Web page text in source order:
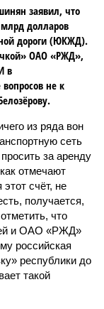
заявил, что
долларов
дороги (ЮКЖД).
ОАО «РЖД»,
в
не к
из ряда вон
сеть
за аренду
отмечают
счёт, не
получается,
что
и ОАО «РЖД»
российская
республики до
такой